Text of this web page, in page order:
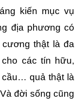
kiến mục vụ
địa phương có
thật là đa
các tín hữu,
cầu… quả thật là
đời sống cũng